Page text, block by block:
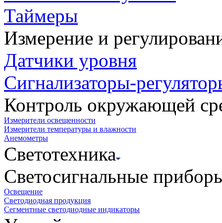
Таймеры
Измерение и
Датчики уровня
Сигнализаторы-
Контроль окружающей
Измерители освещенности
Измерители температуры и влажности
Анемометры
Светотехника
Светосигнальные
Освещение
Светодиодная продукция
Сегментные светодиодные индикаторы